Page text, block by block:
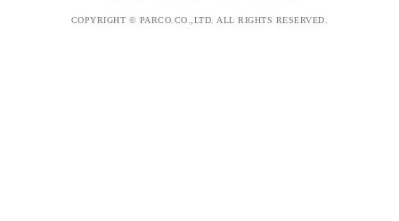
COPYRIGHT © PARCO.CO.,LTD. ALL RIGHTS RESERVED.